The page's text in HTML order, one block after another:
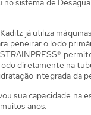
no sistema de
já utiliza
peneirar o lodo
diretamente na
integrada da
sua capacidade na
anos.